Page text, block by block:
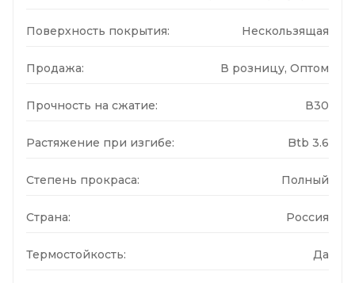
Поверхность покрытия: Нескользящая
Продажа: В розницу, Оптом
Прочность на сжатие: В30
Растяжение при изгибе: Btb 3.6
Степень прокраса: Полный
Страна: Россия
Термостойкость: Да